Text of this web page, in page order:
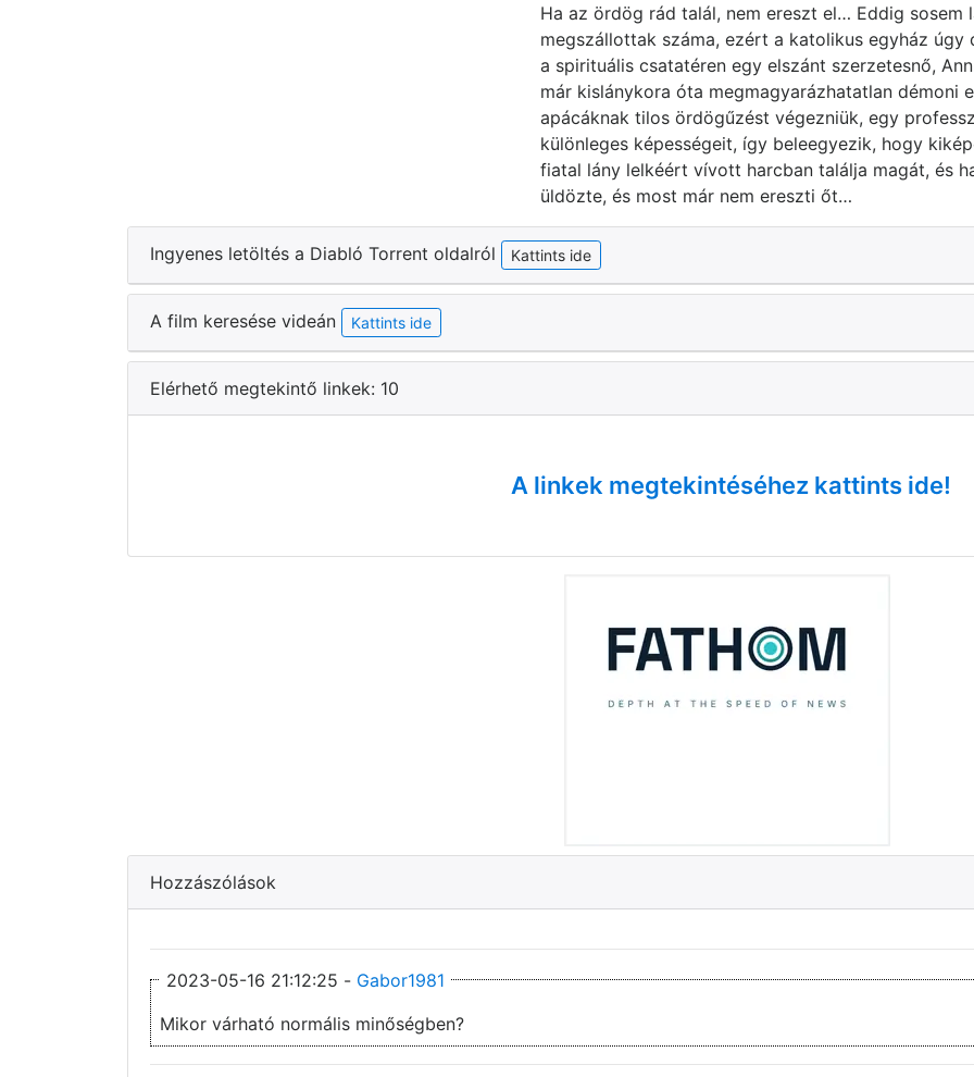
Ha az ördög rád talál, nem ereszt el… Eddig
megszállottak száma, ezért a katolikus egyház
a spirituális csatatéren egy elszánt szerzetesnő,
már kislánykora óta megmagyarázhatatlan démoni
apácáknak tilos ördögűzést végezniük, egy
különleges képességeit, így beleegyezik, hogy
fiatal lány lelkéért vívott harcban találja magát, és
üldözte, és most már nem ereszti őt…
Ingyenes letöltés a Diabló Torrent oldalról Kattints ide
A film keresése videán Kattints ide
Elérhető megtekintő linkek: 10
A linkek megtekintéséhez kattints ide!
Hozzászólások
2023-05-16 21:12:25 - Gabor1981
Mikor várható normális minőségben?